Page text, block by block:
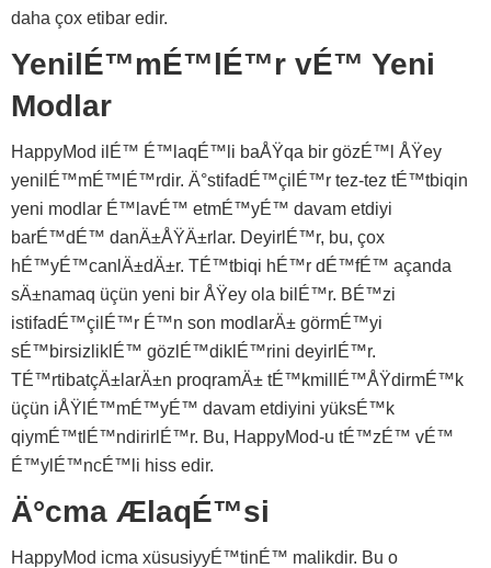
daha çox etibar edir.
YenilÉ™mÉ™lÉ™r vÉ™ Yeni
Modlar
HappyMod ilÉ™ É™laqÉ™li baÅŸqa bir gözÉ™l ÅŸey
yenilÉ™mÉ™lÉ™rdir. Ä°stifadÉ™çilÉ™r tez-tez tÉ™tbiqin
yeni modlar É™lavÉ™ etmÉ™yÉ™ davam etdiyi
barÉ™dÉ™ danÄ±ÅŸÄ±rlar. DeyirlÉ™r, bu, çox
hÉ™yÉ™canlÄ±dÄ±r. TÉ™tbiqi hÉ™r dÉ™fÉ™ açanda
sÄ±namaq üçün yeni bir ÅŸey ola bilÉ™r. BÉ™zi
istifadÉ™çilÉ™r É™n son modlarÄ± görmÉ™yi
sÉ™birsizliklÉ™ gözlÉ™diklÉ™rini deyirlÉ™r.
TÉ™rtibatçÄ±larÄ±n proqramÄ± tÉ™kmillÉ™ÅŸdirmÉ™k
üçün iÅŸlÉ™mÉ™yÉ™ davam etdiyini yüksÉ™k
qiymÉ™tlÉ™ndirirlÉ™r. Bu, HappyMod-u tÉ™zÉ™ vÉ™
É™ylÉ™ncÉ™li hiss edir.
Ä°cma ÆlaqÉ™si
HappyMod icma xüsusiyyÉ™tinÉ™ malikdir. Bu o